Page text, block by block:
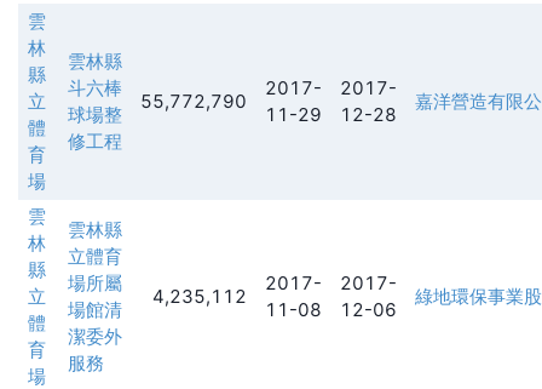
雲
林
縣
立
體
育
場
雲林縣
斗六棒
球場整
修工程
55,772,790
2017-
11-29
2017-
12-28
嘉洋營造有限
雲
林
縣
立
體
育
場
雲林縣
立體育
場所屬
場館清
潔委外
服務
4,235,112
2017-
11-08
2017-
12-06
綠地環保事業